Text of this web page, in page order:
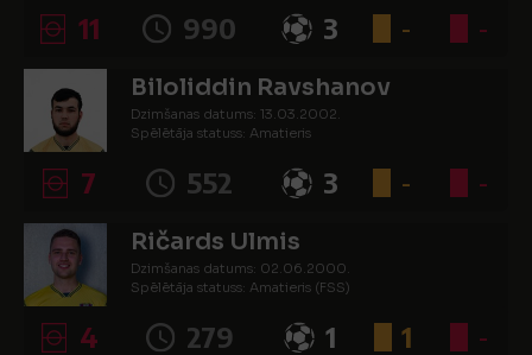
11 990 3 - -
Biloliddin Ravshanov
Dzimšanas datums: 13.03.2002.
Spēlētāja statuss: Amatieris
7 552 3 - -
Ričards Ulmis
Dzimšanas datums: 02.06.2000.
Spēlētāja statuss: Amatieris (FSS)
4 279 1 1 -